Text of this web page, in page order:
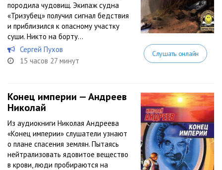
породила чудовищ. Экипаж судна
«Тризубец» получил сигнал бедствия
и приблизился к опасному участку
суши. Никто на борту...
Сергей Пухов
15 часов 27 минут
Слушать онлайн
Конец империи — Андреев
Николай
Из аудиокниги Николая Андреева
«Конец империи» слушатели узнают
о плане спасения землян. Пытаясь
нейтрализовать ядовитое вещество
в крови, люди пробираются на